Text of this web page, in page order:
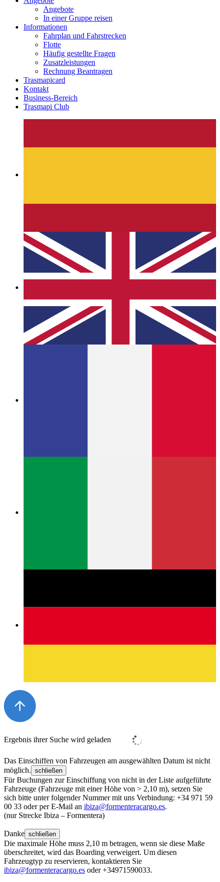
Angebote
In einer Gruppe reisen
Informationen
Fahrplan und Fahrstrecken
Flotte
Häufig gestellte Fragen
Zusatzleistungen
Rechnung Beantragen
Trasmapicard
Kontakt
Business-Bereich
Trasmapi Club
Ergebnis ihrer Suche wird geladen
Das Einschiffen von Fahrzeugen am ausgewählten Datum ist nicht
möglich. schließen
Für Buchungen zur Einschiffung von nicht in der Liste aufgeführte
Fahrzeuge (Fahrzeuge mit einer Höhe von > 2,10 m), setzen Sie
sich bitte unter folgender Nummer mit uns Verbindung: +34 971 59
00 33 oder per E-Mail an ibiza@formenteracargo.es.
(nur Strecke Ibiza – Formentera)
Danke schließen
Die maximale Höhe muss 2,10 m betragen, wenn sie diese Maße
überschreitet, wird das Boarding verweigert. Um diesen
Fahrzeugtyp zu reservieren, kontaktieren Sie
ibiza@formenteracargo.es oder +34971590033.